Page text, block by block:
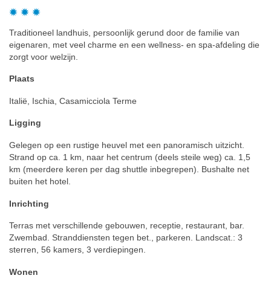
Traditioneel landhuis, persoonlijk gerund door de familie van
eigenaren, met veel charme en een wellness- en spa-afdeling die
zorgt voor welzijn.
Plaats
Italië, Ischia, Casamicciola Terme
Ligging
Gelegen op een rustige heuvel met een panoramisch uitzicht.
Strand op ca. 1 km, naar het centrum (deels steile weg) ca. 1,5
km (meerdere keren per dag shuttle inbegrepen). Bushalte net
buiten het hotel.
Inrichting
Terras met verschillende gebouwen, receptie, restaurant, bar.
Zwembad. Stranddiensten tegen bet., parkeren. Landscat.: 3
sterren, 56 kamers, 3 verdiepingen.
Wonen